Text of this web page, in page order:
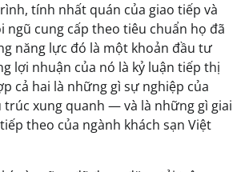
tính nhất quán của giao tiếp và
ngũ cung cấp theo tiêu chuẩn họ đã
năng lực đó là một khoản đầu tư
lợi nhuận của nó là kỷ luận tiếp thị
cả hai là những gì sự nghiệp của
trúc xung quanh — và là những gì giai
theo của ngành khách sạn Việt